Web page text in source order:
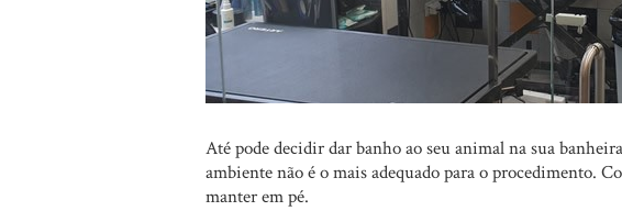
Até pode decidir dar banho ao seu animal na sua
ambiente não é o mais adequado para o procedimento.
manter em pé.